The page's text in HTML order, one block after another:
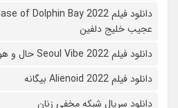
عجیب خلیج دلفین
دانلود فیلم Seoul Vibe 2022 حال و هوای سئول
دانلود فیلم Alienoid 2022 بیگانه
دانلود سریال شبکه مخفی زنان